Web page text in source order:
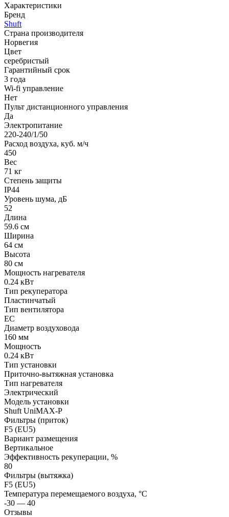
Характеристики
Бренд
Shuft
Страна производителя
Норвегия
Цвет
серебристый
Гарантийный срок
3 года
Wi-fi управление
Нет
Пульт дистанционного управления
Да
Электропитание
220-240/1/50
Расход воздуха, куб. м/ч
450
Вес
71 кг
Степень защиты
IP44
Уровень шума, дБ
52
Длина
59.6 см
Ширина
64 см
Высота
80 см
Мощность нагревателя
0.24 кВт
Тип рекуператора
Пластинчатый
Тип вентилятора
EC
Диаметр воздуховода
160 мм
Мощность
0.24 кВт
Тип установки
Приточно-вытяжная установка
Тип нагревателя
Электрический
Модель установки
Shuft UniMAX-P
Фильтры (приток)
F5 (EU5)
Вариант размещения
Вертикальное
Эффективность рекуперации, %
80
Фильтры (вытяжка)
F5 (EU5)
Температура перемещаемого воздуха, °С
-30 — 40
Отзывы